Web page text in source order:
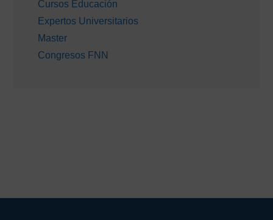
Cursos Educación
Expertos Universitarios
Master
Congresos FNN